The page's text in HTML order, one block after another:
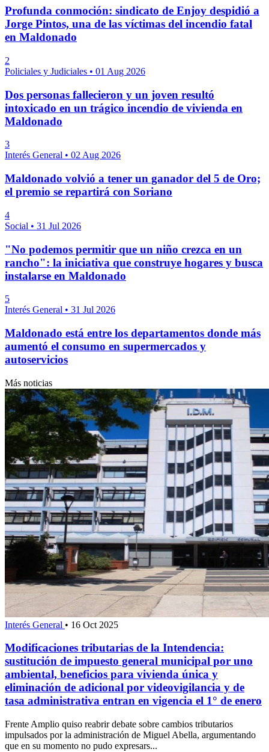
Profunda conmoción: sindicato de Enjoy despidió a
Jorge Pintos, una de las víctimas del incendio fatal
en Maldonado
2
Policiales y Judiciales • 01 Aug 2026
Dos personas fallecieron y un joven resultó
intoxicado en un trágico incendio de vivienda en
Maldonado
3
Interés General • 02 Aug 2026
Maldonado volvió a tener un ganador del 5 de Oro;
el premio se repartirá con Soriano
4
Social • 31 Jul 2026
"No podemos permitir que un niño crezca en un
rancho": la iniciativa que construye hogares y busca
instalarse en Maldonado
5
Interés General • 31 Jul 2026
Maldonado está entre los departamentos donde más
aumentó el consumo en supermercados y
autoservicios
Más noticias
Interés General • 16 Oct 2025
Modificaciones tributarias de la Intendencia:
sustitución de impuesto general municipal por uno
ambiental, beneficios para vivienda única y
eliminación de adicional por videovigilancia y de
tasa administrativa entran en vigencia el 1° de enero
Frente Amplio quiso reabrir debate sobre cambios tributarios
impulsados por la administración de Miguel Abella, argumentando
que en su momento no pudo expresars...